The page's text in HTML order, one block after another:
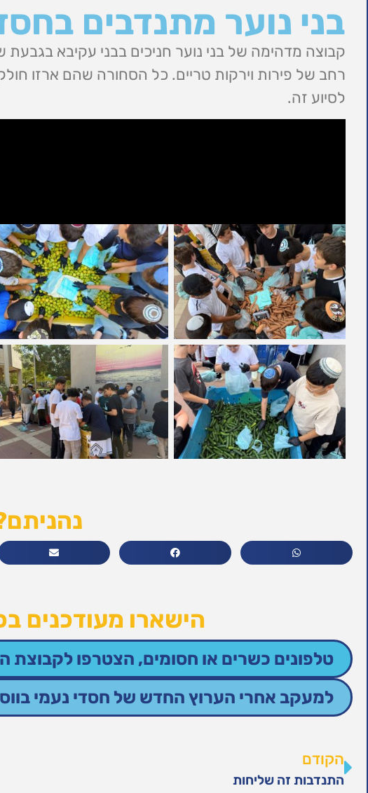
בני נוער מתנדבים
קבוצה מדהימה של בני נוער חניכים בבני עקיבא בגבעת
רחב של פירות וירקות טריים. כל הסחורה שהם ארזו
לסיוע זה.
הישארו מעודכנים
טלפונים כשרים או חסומים, הצטרפו לקבוצת
למעקב אחרי הערוץ החדש של חסדי נעמי
הקודם
התנדבות זה שליחות